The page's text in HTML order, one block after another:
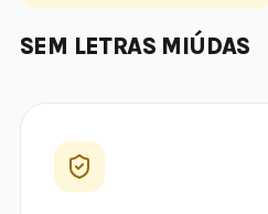
SEM LETRAS MIÚDAS